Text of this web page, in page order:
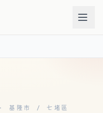
基隆市 / 七堵區